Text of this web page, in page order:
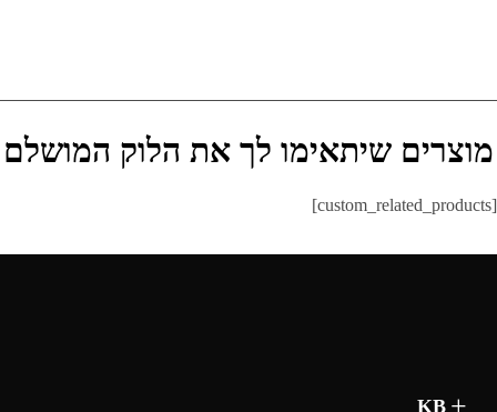
מוצרים שיתאימו לך את הלוק המושלם
[custom_related_products]
KB